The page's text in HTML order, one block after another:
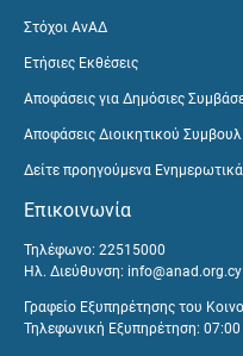
Στόχοι ΑνΑΔ
Ετήσιες Εκθέσεις
Αποφάσεις για Δημόσιες
Αποφάσεις Διοικητικού
Δείτε προηγούμενα Ενημερωτικά
Επικοινωνία
Τηλέφωνο: 22515000
Ηλ. Διεύθυνση: info@anad.org.cy
Γραφείο Εξυπηρέτησης του
Τηλεφωνική Εξυπηρέτηση: 07:00